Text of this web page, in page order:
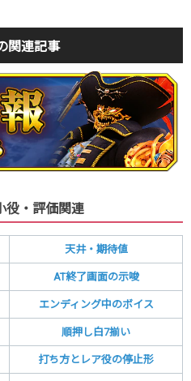
関連記事
役・評価関連
天井・期待値
AT終了画面の示唆
エンディング中のボイス
順押し白7揃い
打ち方とレア役の停止形